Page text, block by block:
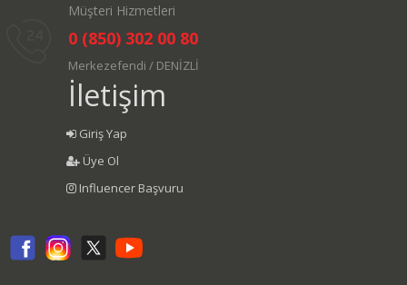
Müşteri Hizmetleri
0 (850) 302 00 80
Merkezefendi / DENİZLİ
İletişim
Giriş Yap
Üye Ol
Influencer Başvuru